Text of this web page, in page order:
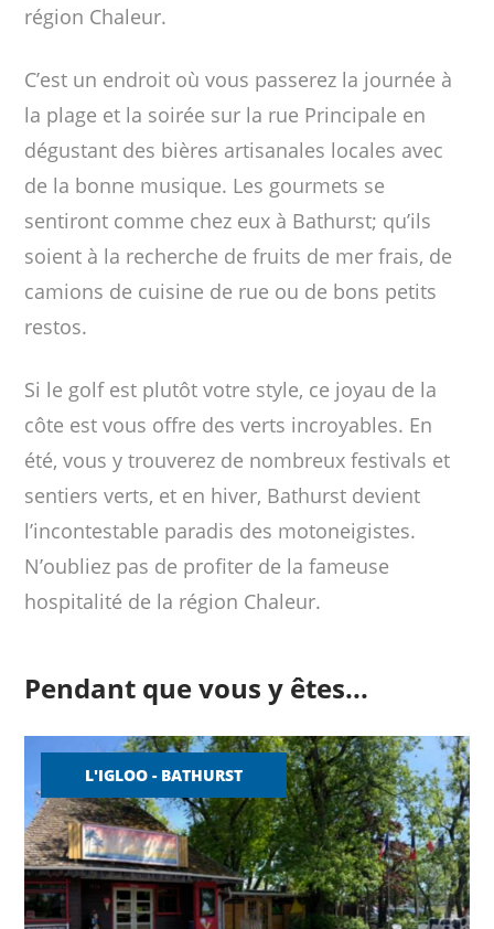
région Chaleur.
C’est un endroit où vous passerez la journée à
la plage et la soirée sur la rue Principale en
dégustant des bières artisanales locales avec
de la bonne musique. Les gourmets se
sentiront comme chez eux à Bathurst; qu’ils
soient à la recherche de fruits de mer frais, de
camions de cuisine de rue ou de bons petits
restos.
Si le golf est plutôt votre style, ce joyau de la
côte est vous offre des verts incroyables. En
été, vous y trouverez de nombreux festivals et
sentiers verts, et en hiver, Bathurst devient
l’incontestable paradis des motoneigistes.
N’oubliez pas de profiter de la fameuse
hospitalité de la région Chaleur.
Pendant que vous y êtes...
L'IGLOO - BATHURST